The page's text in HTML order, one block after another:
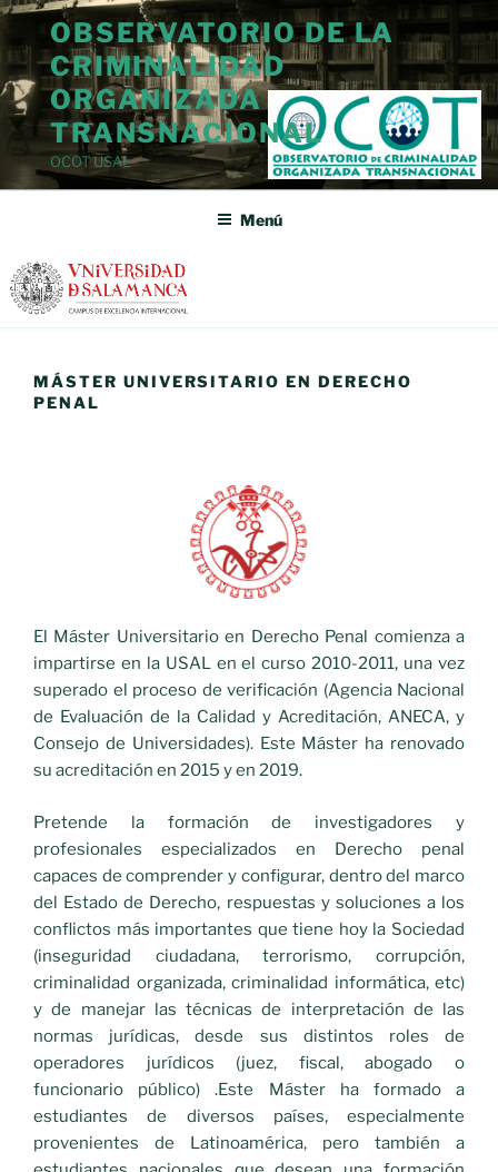
Saltar
contenido
OBSERVATORIO DE LA
CRIMINALIDAD
ORGANIZADA
TRANSNACIONAL
OCOT USAL
Menú
MÁSTER UNIVERSITARIO EN DERECHO
PENAL
El Máster Universitario en Derecho Penal comienza a
impartirse en la USAL en el curso 2010-2011, una vez
superado el proceso de verificación (Agencia Nacional
de Evaluación de la Calidad y Acreditación, ANECA, y
Consejo de Universidades). Este Máster ha renovado
su acreditación en 2015 y en 2019.
Pretende la formación de investigadores y
profesionales especializados en Derecho penal
capaces de comprender y configurar, dentro del marco
del Estado de Derecho, respuestas y soluciones a los
conflictos más importantes que tiene hoy la Sociedad
(inseguridad ciudadana, terrorismo, corrupción,
criminalidad organizada, criminalidad informática, etc)
y de manejar las técnicas de interpretación de las
normas jurídicas, desde sus distintos roles de
operadores jurídicos (juez, fiscal, abogado o
funcionario público) .Este Máster ha formado a
estudiantes de diversos países, especialmente
provenientes de Latinoamérica, pero también a